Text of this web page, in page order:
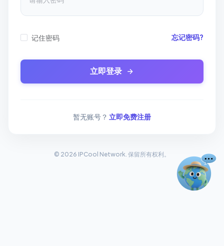
记住密码 忘记密码?
立即登录
暂无账号？ 立即免费注册
© 2026 IPCool Network. 保留所有权利。